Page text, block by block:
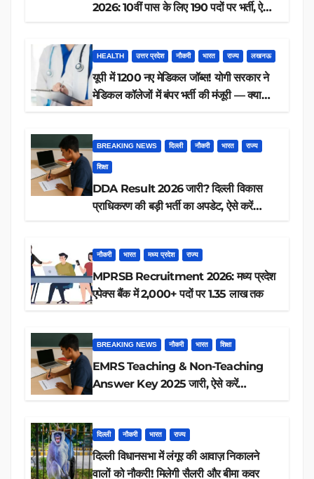
2026: 10वीं पास के लिए 190 पदों पर भर्ती, ऐसे
HEALTH उत्तर प्रदेश नौकरी भारत राज्य लखनऊ
यूपी में 1200 नए मेडिकल जॉब्स! योगी सरकार ने
मेडिकल कॉलेजों में बंपर भर्ती की मंजूरी — क्या
BREAKING NEWS दिल्ली नौकरी भारत राज्य
शिक्षा
DDA Result 2026 जारी? दिल्ली विकास
प्राधिकरण की बड़ी भर्ती का अपडेट, ऐसे करें
नौकरी भारत मध्य प्रदेश राज्य
MPRSB Recruitment 2026: मध्य प्रदेश
एपेक्स बैंक में 2,000+ पदों पर 1.35 लाख तक
BREAKING NEWS नौकरी भारत शिक्षा
EMRS Teaching & Non-Teaching
Answer Key 2025 जारी, ऐसे करें
दिल्ली नौकरी भारत राज्य
दिल्ली विधानसभा में लंगूर की आवाज़ निकालने
वालों को नौकरी! मिलेगी सैलरी और बीमा कवर